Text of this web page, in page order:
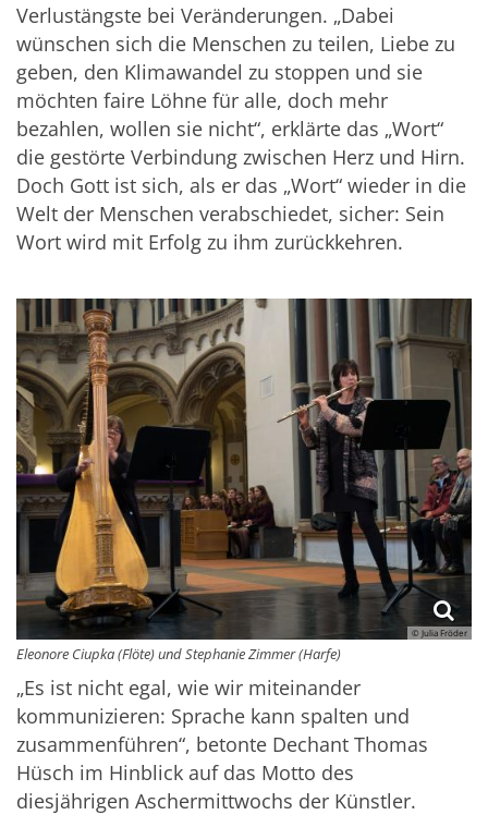
Verlustängste bei Veränderungen. „Dabei
wünschen sich die Menschen zu teilen, Liebe zu
geben, den Klimawandel zu stoppen und sie
möchten faire Löhne für alle, doch mehr
bezahlen, wollen sie nicht“, erklärte das „Wort“
die gestörte Verbindung zwischen Herz und Hirn.
Doch Gott ist sich, als er das „Wort“ wieder in die
Welt der Menschen verabschiedet, sicher: Sein
Wort wird mit Erfolg zu ihm zurückkehren.
© Julia Fröder
Eleonore Ciupka (Flöte) und Stephanie Zimmer (Harfe)
„Es ist nicht egal, wie wir miteinander
kommunizieren: Sprache kann spalten und
zusammenführen“, betonte Dechant Thomas
Hüsch im Hinblick auf das Motto des
diesjährigen Aschermittwochs der Künstler.